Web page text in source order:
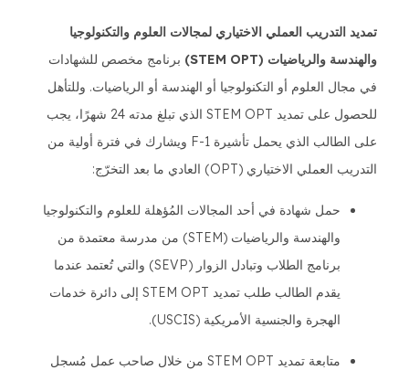
تمديد التدريب العملي الاختياري لمجالات العلوم والتكنولوجيا
والهندسة والرياضيات (STEM OPT)
برنامج مخصص للشهادات
في مجال العلوم أو التكنولوجيا أو الهندسة أو الرياضيات. وللتأهل
للحصول على تمديد STEM OPT الذي تبلغ مدته 24 شهرًا، يجب
على الطالب الذي يحمل تأشيرة F-1 ويشارك في فترة أولية من
التدريب العملي الاختياري (OPT) العادي ما بعد التخرّج:
حمل شهادة في أحد المجالات المُؤهلة للعلوم والتكنولوجيا
والهندسة والرياضيات (STEM) من مدرسة معتمدة من
برنامج الطلاب وتبادل الزوار (SEVP) والتي تُعتمد عندما
يقدم الطالب طلب تمديد STEM OPT إلى دائرة خدمات
الهجرة والجنسية الأمريكية (USCIS).
متابعة تمديد STEM OPT من خلال صاحب عمل مُسجل